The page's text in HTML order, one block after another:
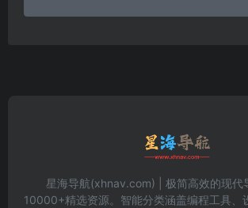
星海导航(xhnav.com) | 极简高效的现代
10000+精选资源。智能分类涵盖编程工具、